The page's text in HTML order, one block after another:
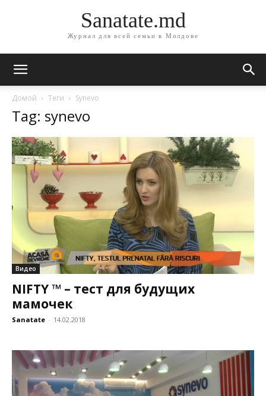
Sanatate.md
Журнал для всей семьи в Молдове
Домой Теги Synevo
Tag: synevo
Видео
NIFTY ™ – тест для будущих
мамочек
Sanatate - 14.02.2018